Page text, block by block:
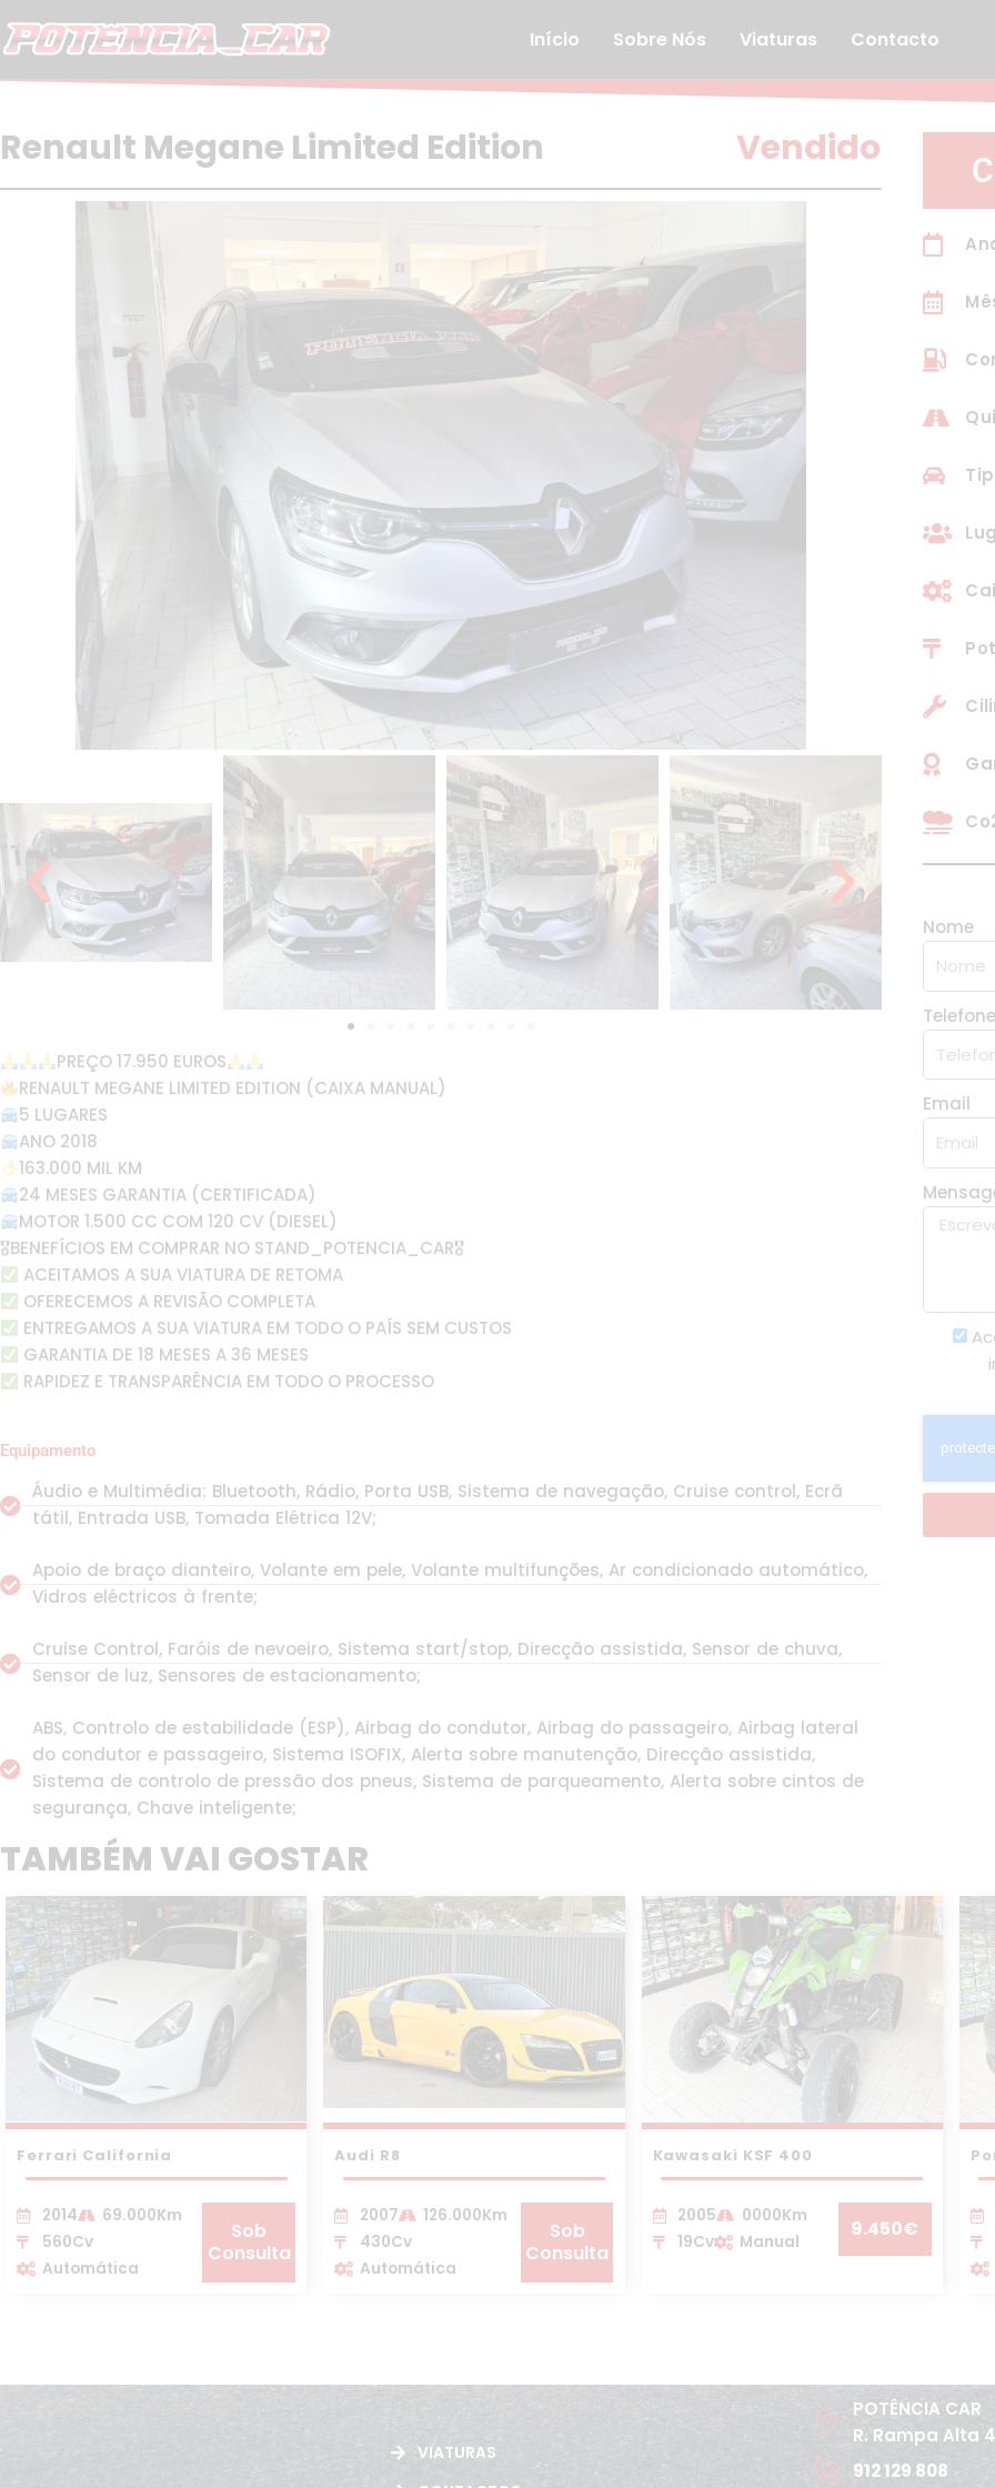
to
Início Sobre Nós Viaturas Contacto
Renault Megane Limited Edition Vendido
PREÇO 17.950 EUROS
RENAULT MEGANE LIMITED EDITION (CAIXA MANUAL)
5 LUGARES
ANO 2018
163.000 MIL KM
24 MESES GARANTIA (CERTIFICADA)
MOTOR 1.500 CC COM 120 CV (DIESEL)
🎖BENEFÍCIOS EM COMPRAR NO STAND_POTENCIA_CAR🎖
ACEITAMOS A SUA VIATURA DE RETOMA
OFERECEMOS A REVISÃO COMPLETA
ENTREGAMOS A SUA VIATURA EM TODO O PAÍS SEM CUSTOS
GARANTIA DE 18 MESES A 36 MESES
RAPIDEZ E TRANSPARÊNCIA EM TODO O PROCESSO
Equipamento
Áudio e Multimédia: Bluetooth, Rádio, Porta USB, Sistema de navegação, Cruise control, Ecrã
tátil, Entrada USB, Tomada Elétrica 12V;
Apoio de braço dianteiro, Volante em pele, Volante multifunções, Ar condicionado automático,
Vidros eléctricos à frente;
Cruise Control, Faróis de nevoeiro, Sistema start/stop, Direcção assistida, Sensor de chuva,
Sensor de luz, Sensores de estacionamento;
ABS, Controlo de estabilidade (ESP), Airbag do condutor, Airbag do passageiro, Airbag lateral
do condutor e passageiro, Sistema ISOFIX, Alerta sobre manutenção, Direcção assistida,
Sistema de controlo de pressão dos pneus, Sistema de parqueamento, Alerta sobre cintos de
segurança, Chave inteligente;
Nome
Telefone
Email
TAMBÉM VAI GOSTAR
Ferrari California
2014
69.000Km
560Cv
Automática
Sob
Consulta
Audi R8
2007
126.000Km
430Cv
Automática
Sob
Consulta
Kawasaki KSF 400
2005
0000Km
19Cv
Manual
9.450€
VIATURAS
POTÊNCIA CAR
R. Rampa Alta
912 129 808